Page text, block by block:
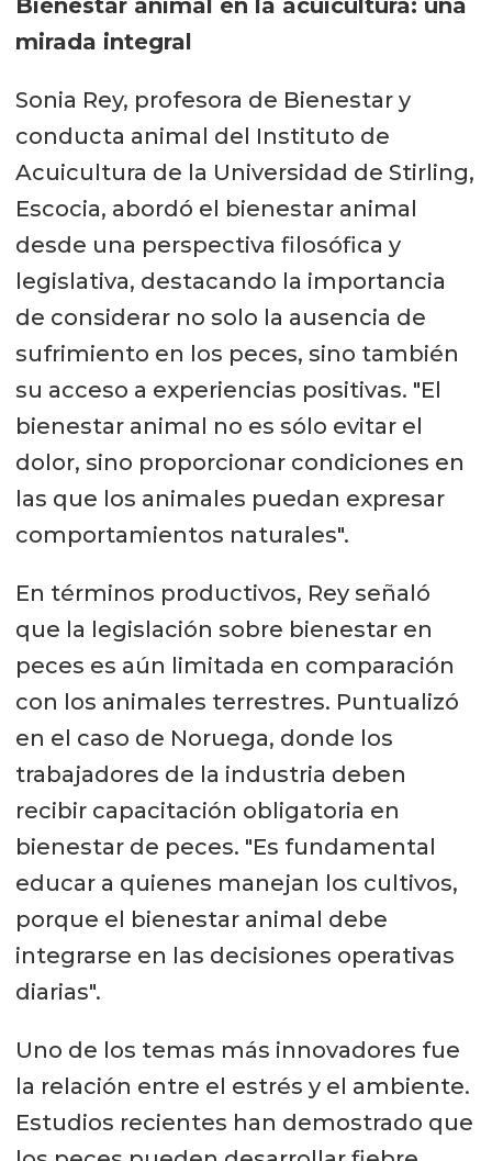
mirada integral
Sonia Rey, profesora de Bienestar y
conducta animal del Instituto de
Acuicultura de la Universidad de Stirling,
Escocia, abordó el bienestar animal
desde una perspectiva filosófica y
legislativa, destacando la importancia
de considerar no solo la ausencia de
sufrimiento en los peces, sino también
su acceso a experiencias positivas. "El
bienestar animal no es sólo evitar el
dolor, sino proporcionar condiciones en
las que los animales puedan expresar
comportamientos naturales".
En términos productivos, Rey señaló
que la legislación sobre bienestar en
peces es aún limitada en comparación
con los animales terrestres. Puntualizó
en el caso de Noruega, donde los
trabajadores de la industria deben
recibir capacitación obligatoria en
bienestar de peces. "Es fundamental
educar a quienes manejan los cultivos,
porque el bienestar animal debe
integrarse en las decisiones operativas
diarias".
Uno de los temas más innovadores fue
la relación entre el estrés y el ambiente.
Estudios recientes han demostrado que